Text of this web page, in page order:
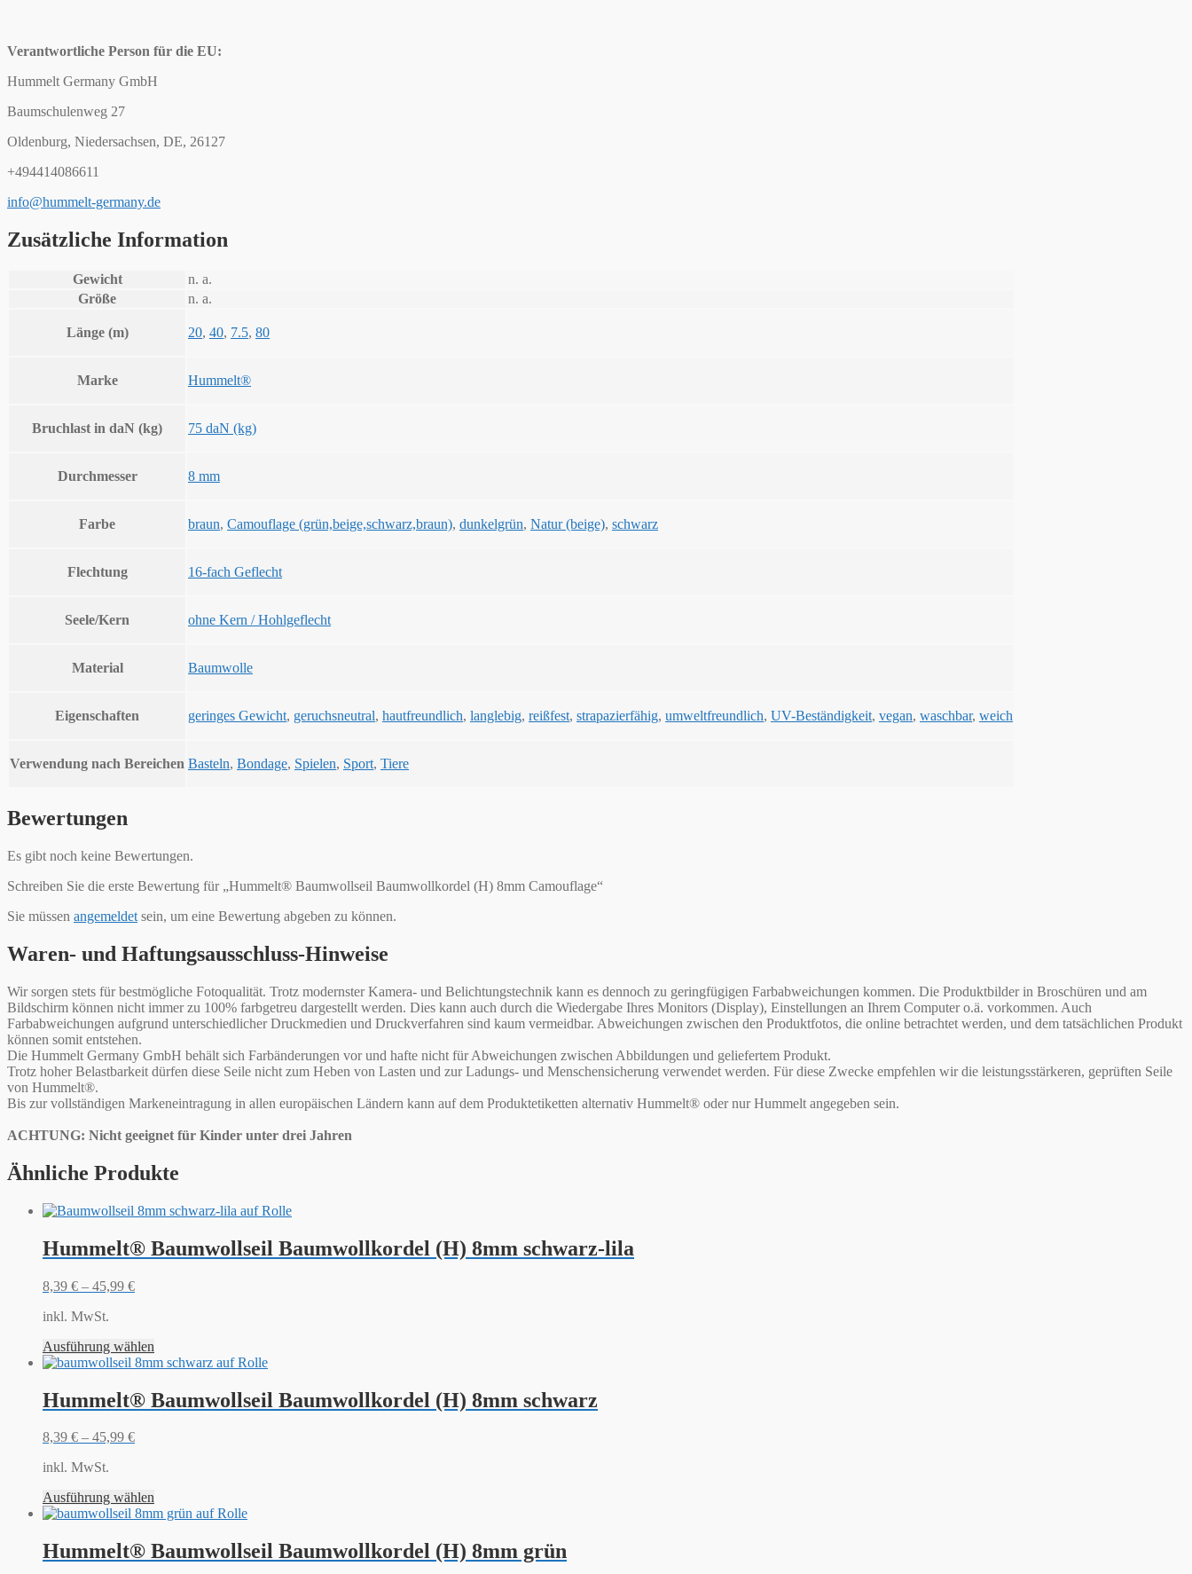
Verantwortliche Person für die EU:
Hummelt Germany GmbH
Baumschulenweg 27
Oldenburg, Niedersachsen, DE, 26127
+494414086611
info@hummelt-germany.de
Zusätzliche Information
Gewicht
n. a.
Größe
n. a.
Länge (m) 20, 40, 7.5, 80
Marke Hummelt®
Bruchlast in daN (kg) 75 daN (kg)
Durchmesser 8 mm
Farbe braun, Camouflage (grün,beige,schwarz,braun), dunkelgrün, Natur (beige), schwarz
Flechtung 16-fach Geflecht
Seele/Kern ohne Kern / Hohlgeflecht
Material Baumwolle
Eigenschaften geringes Gewicht, geruchsneutral, hautfreundlich, langlebig, reißfest, strapazierfähig, umweltfreundlich, UV-Beständigkeit, vegan, waschbar, weich
Verwendung nach Bereichen Basteln, Bondage, Spielen, Sport, Tiere
Bewertungen
Es gibt noch keine Bewertungen.
Schreiben Sie die erste Bewertung für „Hummelt® Baumwollseil Baumwollkordel (H) 8mm Camouflage“
Sie müssen angemeldet sein, um eine Bewertung abgeben zu können.
Waren- und Haftungsausschluss-Hinweise
Wir sorgen stets für bestmögliche Fotoqualität. Trotz modernster Kamera- und Belichtungstechnik kann es dennoch zu geringfügigen Farbabweichungen kommen. Die Produktbilder in Broschüren und am
Bildschirm können nicht immer zu 100% farbgetreu dargestellt werden. Dies kann auch durch die Wiedergabe Ihres Monitors (Display), Einstellungen an Ihrem Computer o.ä. vorkommen. Auch
Farbabweichungen aufgrund unterschiedlicher Druckmedien und Druckverfahren sind kaum vermeidbar. Abweichungen zwischen den Produktfotos, die online betrachtet werden, und dem tatsächlichen Produkt
können somit entstehen.
Die Hummelt Germany GmbH behält sich Farbänderungen vor und hafte nicht für Abweichungen zwischen Abbildungen und geliefertem Produkt.
Trotz hoher Belastbarkeit dürfen diese Seile nicht zum Heben von Lasten und zur Ladungs- und Menschensicherung verwendet werden. Für diese Zwecke empfehlen wir die leistungsstärkeren, geprüften Seile
von Hummelt®.
Bis zur vollständigen Markeneintragung in allen europäischen Ländern kann auf dem Produktetiketten alternativ Hummelt® oder nur Hummelt angegeben sein.
ACHTUNG: Nicht geeignet für Kinder unter drei Jahren
Ähnliche Produkte
Hummelt® Baumwollseil Baumwollkordel (H) 8mm schwarz-lila
8,39 € – 45,99 €
inkl. MwSt.
Ausführung wählen
Hummelt® Baumwollseil Baumwollkordel (H) 8mm schwarz
8,39 € – 45,99 €
inkl. MwSt.
Ausführung wählen
Hummelt® Baumwollseil Baumwollkordel (H) 8mm grün